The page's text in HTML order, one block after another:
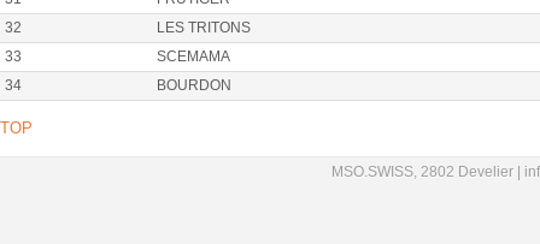
32
LES TRITONS
33
SCEMAMA
34
BOURDON
TOP
MSO.SWISS, 2802 Develier |